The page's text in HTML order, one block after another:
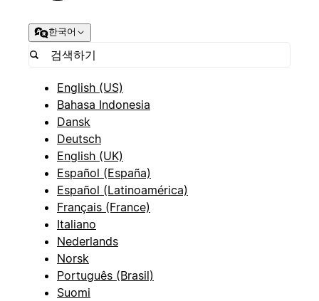
한국어
English (US)
Bahasa Indonesia
Dansk
Deutsch
English (UK)
Español (España)
Español (Latinoamérica)
Français (France)
Italiano
Nederlands
Norsk
Português (Brasil)
Suomi